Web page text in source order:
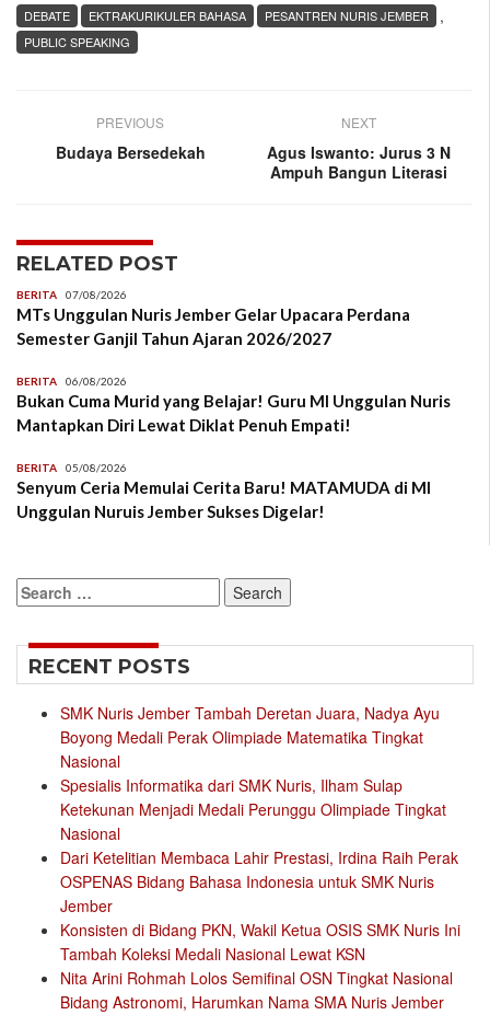
,
DEBATE EKTRAKURIKULER BAHASA
PESANTREN NURIS JEMBER
PUBLIC SPEAKING
PREVIOUS
Budaya Bersedekah
NEXT
Agus Iswanto: Jurus 3 N
Ampuh Bangun Literasi
RELATED POST
BERITA 07/08/2026
MTs Unggulan Nuris Jember Gelar Upacara Perdana
Semester Ganjil Tahun Ajaran 2026/2027
BERITA 06/08/2026
Bukan Cuma Murid yang Belajar! Guru MI Unggulan Nuris
Mantapkan Diri Lewat Diklat Penuh Empati!
BERITA 05/08/2026
Senyum Ceria Memulai Cerita Baru! MATAMUDA di MI
Unggulan Nuruis Jember Sukses Digelar!
Search
for:
RECENT POSTS
SMK Nuris Jember Tambah Deretan Juara, Nadya Ayu
Boyong Medali Perak Olimpiade Matematika Tingkat
Nasional
Spesialis Informatika dari SMK Nuris, Ilham Sulap
Ketekunan Menjadi Medali Perunggu Olimpiade Tingkat
Nasional
Dari Ketelitian Membaca Lahir Prestasi, Irdina Raih Perak
OSPENAS Bidang Bahasa Indonesia untuk SMK Nuris
Jember
Konsisten di Bidang PKN, Wakil Ketua OSIS SMK Nuris Ini
Tambah Koleksi Medali Nasional Lewat KSN
Nita Arini Rohmah Lolos Semifinal OSN Tingkat Nasional
Bidang Astronomi, Harumkan Nama SMA Nuris Jember